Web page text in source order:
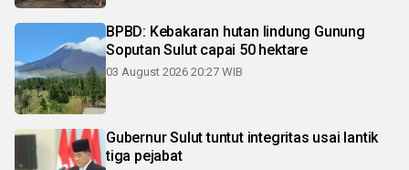
BPBD: Kebakaran hutan lindung Gunung
Soputan Sulut capai 50 hektare
03 August 2026 20:27 WIB
Gubernur Sulut tuntut integritas usai lantik
tiga pejabat